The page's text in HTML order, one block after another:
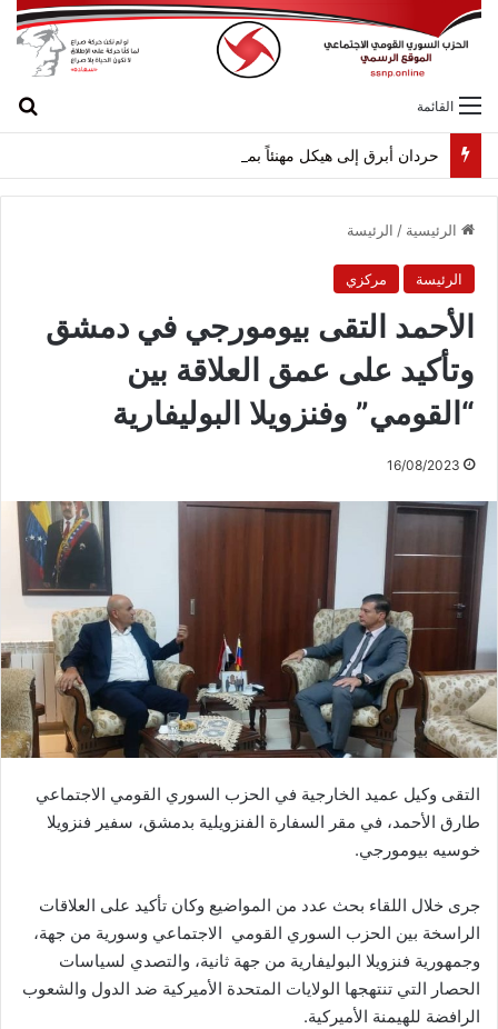
القائمة
حردان أبرق إلى هيكل مهنئاً بمناسبة عيد الجيش
الرئيسية / الرئيسة
الرئيسة مركزي
الأحمد التقى بيومورجي في دمشق
وتأكيد على عمق العلاقة بين
“القومي” وفنزويلا البوليفارية
16/08/2023
التقى وكيل عميد الخارجية في الحزب السوري القومي الاجتماعي
طارق الأحمد، في مقر السفارة الفنزويلية بدمشق، سفير فنزويلا
خوسيه بيومورجي.
جرى خلال اللقاء بحث عدد من المواضيع وكان تأكيد على العلاقات
الراسخة بين الحزب السوري القومي الاجتماعي وسورية من جهة،
وجمهورية فنزويلا البوليفارية من جهة ثانية، والتصدي لسياسات
الحصار التي تنتهجها الولايات المتحدة الأميركية ضد الدول والشعوب
الرافضة للهيمنة الأميركية.